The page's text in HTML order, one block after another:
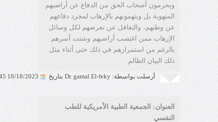
ويحرمون أصحاب الحق من الدفاع عن أراضيهم
المنهوبة بل ويتهمونهم بالإرهاب لمجرد دفاعهم
عن وطنهم، والتغافل عن تعرضهم لكل وسائل
الإرهاب ممن اغتصب أراضيهم وشتت أسرهم
بالرغم من استمرارهم في ذلك حتى أثناء مثل
ذلك البيان الظالم.
أرسلت بواسطة: Dr. gamal El-feky بتاريخ 10/18/2023 7:39:45 AM
العنوان: الجمعية الطبية الأمريكية للطب
النفسي